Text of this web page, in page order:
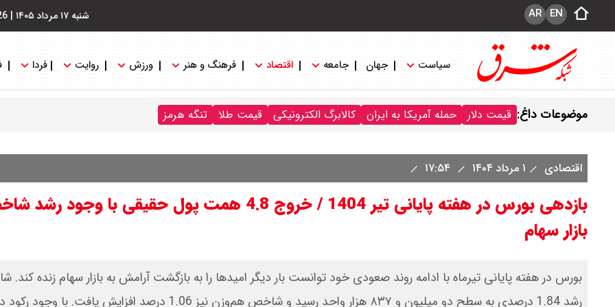
شنبه ۱۷ مرداد ۱۴۰۵ | EN
AR
سیاست جهان جامعه اقتصاد فرهنگ و هنر ورزش روایت فردا
موضوعات داغ: قیمت دلار حمله آمریکا به ایران کالابرگ الکترونیکی قیمت طلا تنگه هرمز
اقتصادی ۱ مرداد ۱۴۰۴
بازدهی بورس در هفته پایانی تیر 1404 / خروج 4.8 همت پول حقیقی با
بازار سهام
بورس در هفته پایانی تیرماه با ادامه روند صعودی خود توانست بار دیگر امیدها را به بازگشت آرامش به بازار سهام زنده
رشد 1.84 درصدی به سطح دو میلیون و ۸۳۷ هزار واحد رسید و شاخص هم‌وزن نیز 1.06 درصد افزایش یافت. با وجود